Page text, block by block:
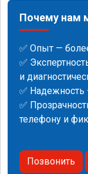
Почему нам
✅ Опыт —
✅
и
✅ Надежность
✅
телефону и
Позвонить